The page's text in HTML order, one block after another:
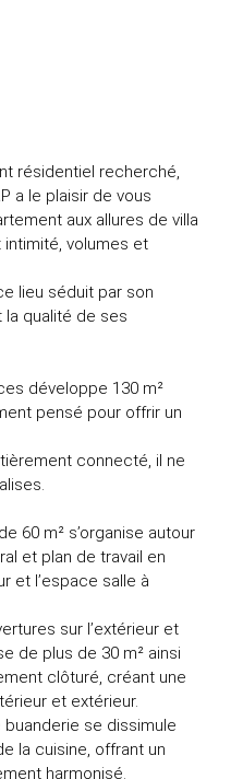
résidentiel recherché,
a le plaisir de vous
aux allures de villa
volumes et
lieu séduit par son
qualité de ses
développe 130 m²
pensé pour offrir un
connecté, il ne
60 m² s’organise autour
et plan de travail en
et l’espace salle à
sur l’extérieur et
de plus de 30 m² ainsi
clôturé, créant une
et extérieur.
se dissimule
la cuisine, offrant un
harmonisé.